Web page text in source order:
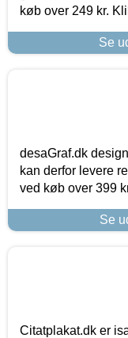
køb over 249 kr.
Se
desaGraf.dk
kan derfor levere
ved køb over 399
Se
Citatplakat.dk er